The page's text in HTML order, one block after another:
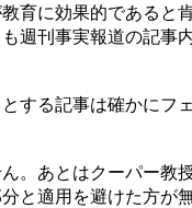
育に効果的である
週刊事実報道の記事
する記事は確かにフ
。あとはクーパー
と適用を避けた方